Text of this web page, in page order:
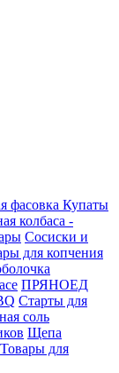
фасовка Купаты
колбаса -
Сосиски и
для копчения
ПРЯНОЕД
Старты для
соль
Щепа
Товары для